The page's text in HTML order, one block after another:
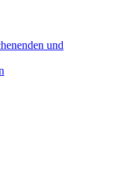
und